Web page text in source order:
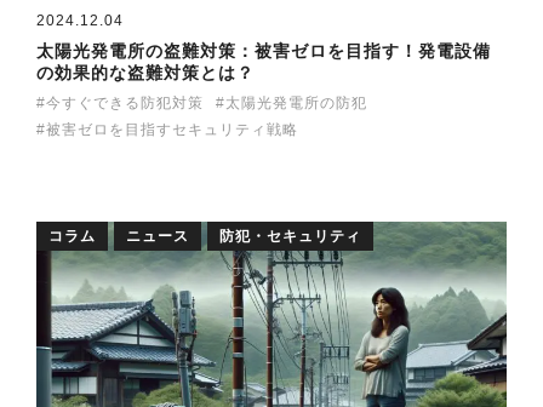
2024.12.04
太陽光発電所の盗難対策：被害ゼロを目指す！発電設備
の効果的な盗難対策とは？
今すぐできる防犯対策
太陽光発電所の防犯
被害ゼロを目指すセキュリティ戦略
コラム ニュース 防犯・セキュリティ